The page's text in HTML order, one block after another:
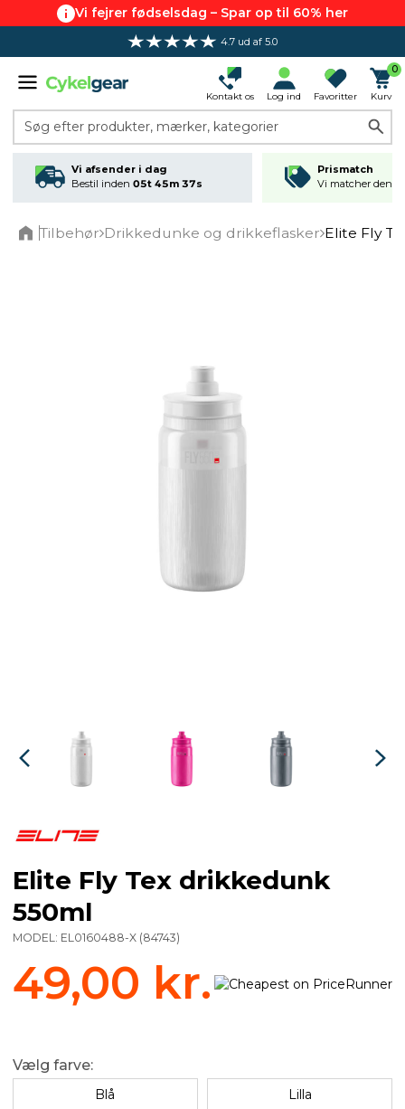
Vi fejrer fødselsdag – Spar op til 60% her
4.7 ud af 5.0
Kontakt os Log ind Favoritter
0
Kurv
Søg efter produkter, mærker, kategorier
Vi afsender i dag
Bestil inden 05t 45m 36s
Prismatch
Vi matcher den
Tilbehør Drikkedunke og drikkeflasker Elite Fly
Elite Fly Tex drikkedunk
550ml
MODEL: EL0160488-X (84743)
49,00 kr.
Vælg farve:
Blå Lilla